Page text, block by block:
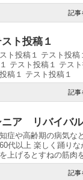
記事
スト投稿１
ト投稿１ テスト投
テスト投稿１ テス
投稿１ テスト投稿１
記事
ニア リバイバ
症や高齢期の病気な
代以上 楽しく踊り
上げるとすねの筋肉
記事